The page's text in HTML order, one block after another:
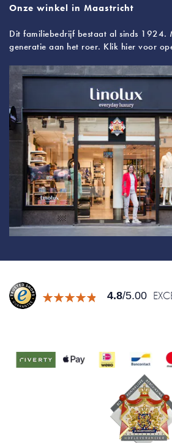
Onze winkel in Maastricht
Dit familiebedrijf bestaat al sinds 1924.
generatie aan het roer. Klik hier voor
4.8/5.00